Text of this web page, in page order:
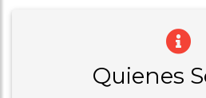
Quienes